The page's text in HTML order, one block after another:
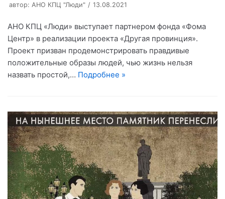
автор: АНО КПЦ "Люди" 13.08.2021
АНО КПЦ «Люди» выступает партнером фонда «Фома
Центр» в реализации проекта «Другая провинция».
Проект призван продемонстрировать правдивые
положительные образы людей, чью жизнь нельзя
назвать простой,… Подробнее »